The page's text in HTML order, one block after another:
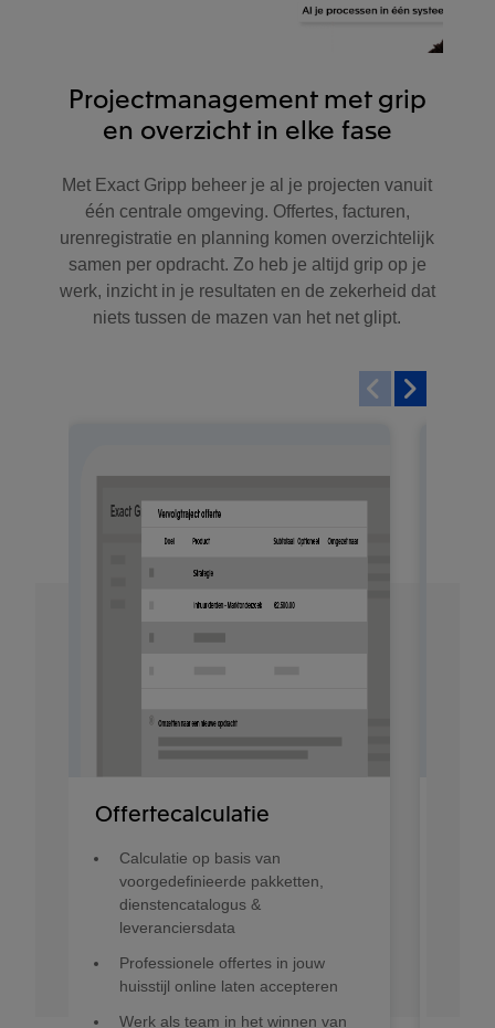
Projectmanagement met grip
en overzicht in elke fase
Met Exact Gripp beheer je al je projecten vanuit
één centrale omgeving. Offertes, facturen,
urenregistratie en planning komen overzichtelijk
samen per opdracht. Zo heb je altijd grip op je
werk, inzicht in je resultaten en de zekerheid dat
niets tussen de mazen van het net glipt.
Offertecalculatie
Calculatie op basis van
voorgedefinieerde pakketten,
dienstencatalogus &
leveranciersdata
Professionele offertes in jouw
huisstijl online laten accepteren
Werk als team in het winnen van